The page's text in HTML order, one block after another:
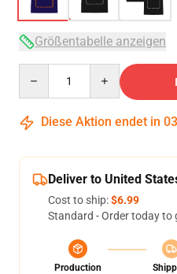
Größentabelle anzeigen
Diese Aktion endet in 03
Deliver to United
Cost to ship:$6.99
Standard - Order today to
Production